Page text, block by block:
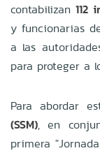
contabilizan 112
y funcionarias
a las
para proteger a
Para abordar
(SSM), en
primera